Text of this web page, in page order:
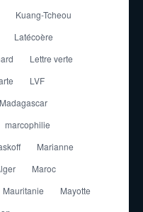
Kuang-Tcheou
Latécoère
Lettre verte
LVF
Madagascar
marcophilie
Marianne
Maroc
Mauritanie
Mayotte